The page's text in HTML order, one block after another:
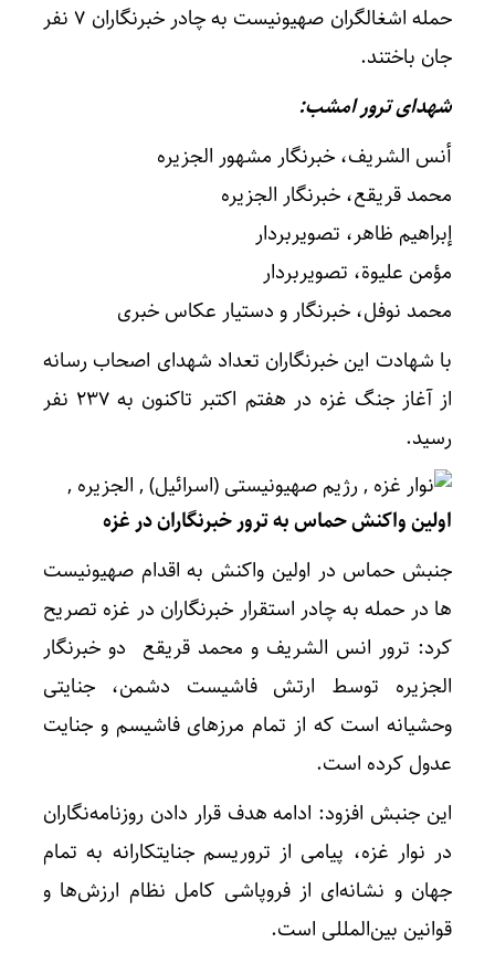
حمله اشغالگران صهیونیست به چادر خبرنگاران 7 نفر
جان باختند.
شهدای ترور امشب:
أنس الشریف، خبرنگار مشهور الجزیره
محمد قریقع، خبرنگار الجزیره
إبراهیم ظاهر، تصویربردار
مؤمن علیوة، تصویربردار
محمد نوفل، خبرنگار و دستیار عکاس خبری
با شهادت این خبرنگاران تعداد شهدای اصحاب رسانه
از آغاز جنگ غزه در هفتم اکتبر تاکنون به 237 نفر
رسید.
اولین واکنش حماس به ترور خبرنگاران در غزه
جنبش حماس در اولین واکنش به اقدام صهیونیست
ها در حمله به چادر استقرار خبرنگاران در غزه تصریح
کرد: ترور انس الشریف و محمد قریقع دو خبرنگار
الجزیره توسط ارتش فاشیست دشمن، جنایتی
وحشیانه است که از تمام مرزهای فاشیسم و جنایت
عدول کرده است.
این جنبش افزود: ادامه هدف قرار دادن روزنامه‌نگاران
در نوار غزه، پیامی از تروریسم جنایتکارانه به تمام
جهان و نشانه‌ای از فروپاشی کامل نظام ارزش‌ها و
قوانین بین‌المللی است.